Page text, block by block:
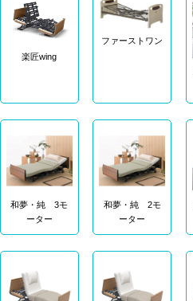
楽匠wing
ファーストワン
和夢・純 3モ
ーター
和夢・純 2モ
ーター